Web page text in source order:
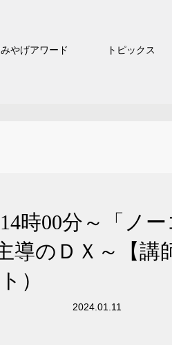
やげアワード トピックス
時00分～「ノ
導のＤＸ～【
）
2024.01.11